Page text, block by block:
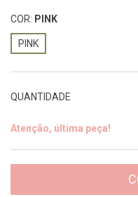
COR: PINK
PINK
QUANTIDADE
Atenção, última peça!